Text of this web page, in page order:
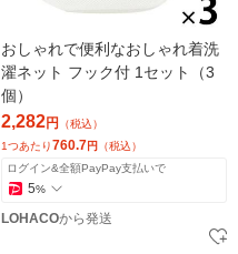
おしゃれで便利なおしゃれ着洗
濯ネット フック付 1セット（3
個）
2,282円 （税込）
1つあたり760.7 円 （税込）
ログイン&全額PayPay支払いで
5%
LOHACOから発送